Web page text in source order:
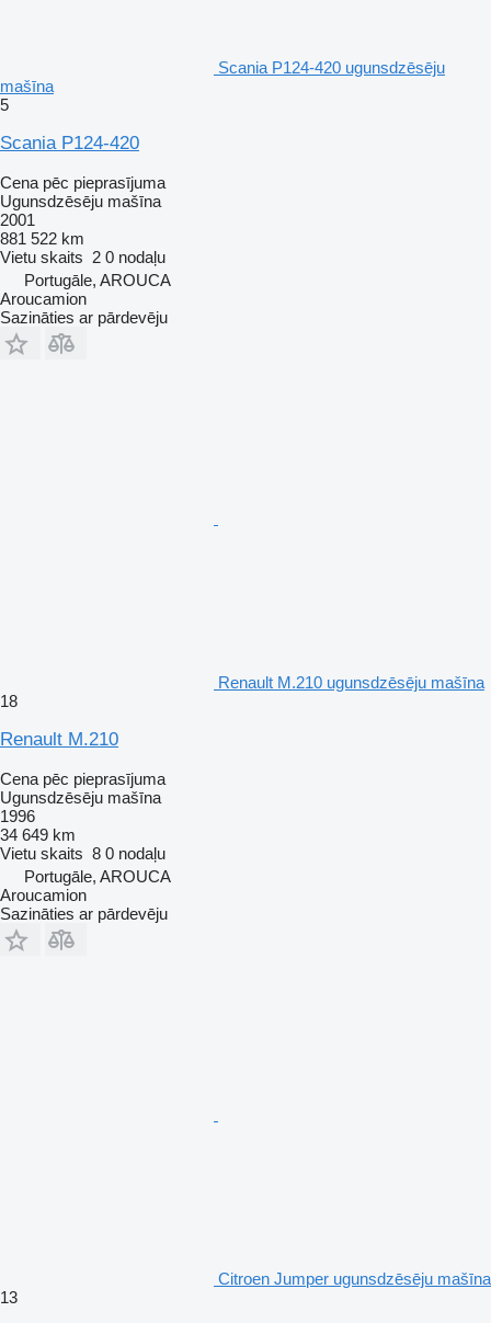
Scania P124-420 ugunsdzēsēju
mašīna
5
Scania P124-420
Cena pēc pieprasījuma
Ugunsdzēsēju mašīna
2001
881 522 km
Vietu skaits 2 0 nodaļu
Portugāle, AROUCA
Aroucamion
Sazināties ar pārdevēju
Renault M.210 ugunsdzēsēju mašīna
18
Renault M.210
Cena pēc pieprasījuma
Ugunsdzēsēju mašīna
1996
34 649 km
Vietu skaits 8 0 nodaļu
Portugāle, AROUCA
Aroucamion
Sazināties ar pārdevēju
Citroen Jumper ugunsdzēsēju mašīna
13